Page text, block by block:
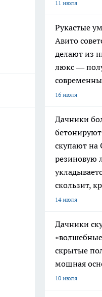
11 июля
Рукастые
Авито
делают из
люкс —
16 июля
Дачники
скупают на
резиновую
скользит,
14 июля
Дачники
скрытые
мощная
10 июля